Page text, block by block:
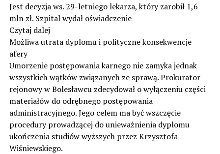
Jest decyzja ws. 29-letniego lekarza, który zarobił 1,6
mln zł. Szpital wydał oświadczenie
Czytaj dalej
Możliwa utrata dyplomu i polityczne konsekwencje
afery
Umorzenie postępowania karnego nie zamyka jednak
wszystkich wątków związanych ze sprawą. Prokurator
rejonowy w Bolesławcu zdecydował o wyłączeniu części
materiałów do odrębnego postępowania
administracyjnego. Jego celem ma być wszczęcie
procedury prowadzącej do unieważnienia dyplomu
ukończenia studiów wyższych przez Krzysztofa
Wiśniewskiego.